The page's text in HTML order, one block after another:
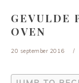
GEVULDE
OVEN
20 september 2016